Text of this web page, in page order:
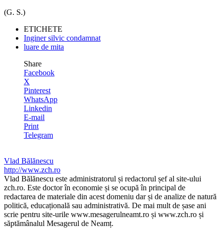
(G. S.)
ETICHETE
Inginer silvic condamnat
luare de mita
Share
Facebook
X
Pinterest
WhatsApp
Linkedin
E-mail
Print
Telegram
Vlad Bălănescu
http://www.zch.ro
Vlad Bălănescu este administratorul și redactorul șef al site-ului
zch.ro. Este doctor în economie și se ocupă în principal de
redactarea de materiale din acest domeniu dar și de analize de natură
politică, educațională sau administrativă. De mai mult de șase ani
scrie pentru site-urile www.mesagerulneamt.ro și www.zch.ro și
săptămânalul Mesagerul de Neamț.